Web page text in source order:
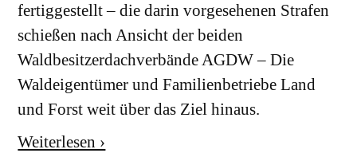
fertiggestellt – die darin vorgesehenen Strafen
schießen nach Ansicht der beiden
Waldbesitzerdachverbände AGDW – Die
Waldeigentümer und Familienbetriebe Land
und Forst weit über das Ziel hinaus.
Weiterlesen ›